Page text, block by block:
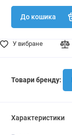
До кошика
У вибране
Товари бренду:
Характеристики